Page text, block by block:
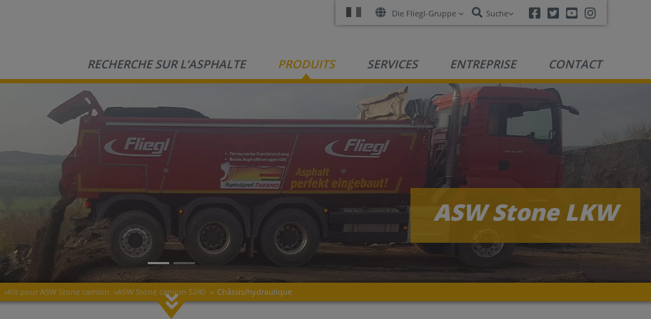
Die Fliegl-Gruppe Suche Facebook
TwitterYoutube
RECHERCHE SUR L’ASPHALTE PRODUITS SERVICES ENTREPRISE CONTACT
ASW Stone LKW
»Kit pour ASW Stone camion »ASW Stone camion 5240 » Châssis/hydraulique